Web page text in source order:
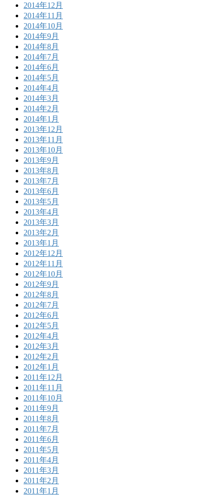
2014年12月
2014年11月
2014年10月
2014年9月
2014年8月
2014年7月
2014年6月
2014年5月
2014年4月
2014年3月
2014年2月
2014年1月
2013年12月
2013年11月
2013年10月
2013年9月
2013年8月
2013年7月
2013年6月
2013年5月
2013年4月
2013年3月
2013年2月
2013年1月
2012年12月
2012年11月
2012年10月
2012年9月
2012年8月
2012年7月
2012年6月
2012年5月
2012年4月
2012年3月
2012年2月
2012年1月
2011年12月
2011年11月
2011年10月
2011年9月
2011年8月
2011年7月
2011年6月
2011年5月
2011年4月
2011年3月
2011年2月
2011年1月